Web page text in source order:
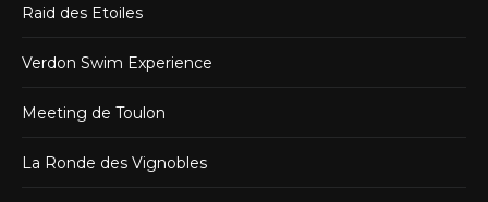
Raid des Etoiles
Verdon Swim Experience
Meeting de Toulon
La Ronde des Vignobles